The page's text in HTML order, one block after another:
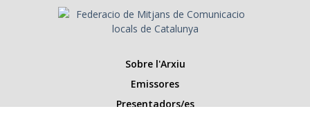
Sobre l'Arxiu
Emissores
Presentadors/es